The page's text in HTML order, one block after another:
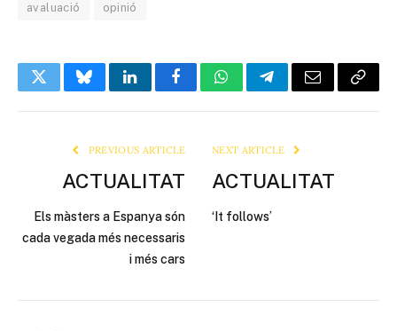
avaluació opinió
TwitterBlueskyLinkedInFacebookWhatsAppTelegramEmail Copy
PREVIOUS ARTICLE
ACTUALITAT
Els màsters a Espanya són
cada vegada més necessaris
i més cars
NEXT ARTICLE
ACTUALITAT
‘It follows’